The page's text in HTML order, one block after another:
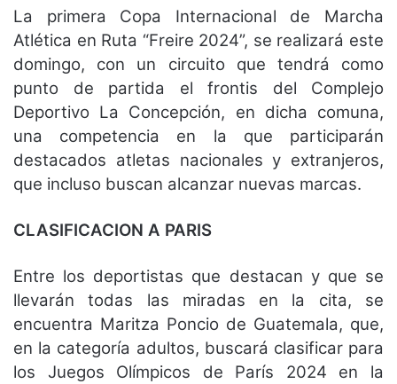
La primera Copa Internacional de Marcha
Atlética en Ruta “Freire 2024”, se realizará este
domingo, con un circuito que tendrá como
punto de partida el frontis del Complejo
Deportivo La Concepción, en dicha comuna,
una competencia en la que participarán
destacados atletas nacionales y extranjeros,
que incluso buscan alcanzar nuevas marcas.
CLASIFICACION A PARIS
Entre los deportistas que destacan y que se
llevarán todas las miradas en la cita, se
encuentra Maritza Poncio de Guatemala, que,
en la categoría adultos, buscará clasificar para
los Juegos Olímpicos de París 2024 en la